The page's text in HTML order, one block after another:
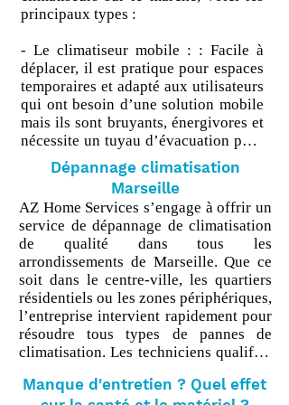
toutes vos questions.
principaux types :
- Le climatiseur mobile : : Facile à
déplacer, il est pratique pour espaces
temporaires et adapté aux utilisateurs
qui ont besoin d’une solution mobile
mais ils sont bruyants, énergivores et
nécessite un tuyau d’évacuation pour
l’air chaud.
- Climatisation split (mono, bi-split
ou multi-split) : Celle-ci est
composée d'une unité extérieure et
une ou plusieurs unités intérieures.
Installer dans les maisons et les
appartements elle permet de
climatiser plusieurs pièces
indépendamment et offre une bonne
efficacité énergétique
- La climatisation centrale est
recommandée pour les maisons en
Dépannage climatisation
Marseille
AZ Home Services s’engage à offrir un
service de dépannage de climatisation
de qualité dans tous les
arrondissements de Marseille. Que ce
soit dans le centre-ville, les quartiers
résidentiels ou les zones périphériques,
l’entreprise intervient rapidement pour
résoudre tous types de pannes de
climatisation. Les techniciens qualifiés
pour diagnostiquer et réparer des
Manque d'entretien ? Quel effet